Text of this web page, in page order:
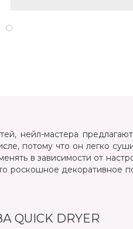
нейл-мастера
потому что он легко
в зависимости от
роскошное декоративное
DRYER